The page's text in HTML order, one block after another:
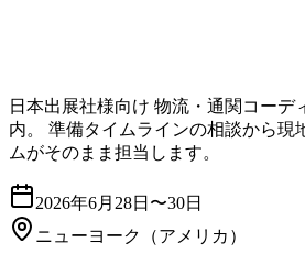
日本出展社様向け 物流・通関コーデ
内。 準備タイムラインの相談から現
ムがそのまま担当します。
2026年6月28日〜30日
ニューヨーク
（アメリカ）